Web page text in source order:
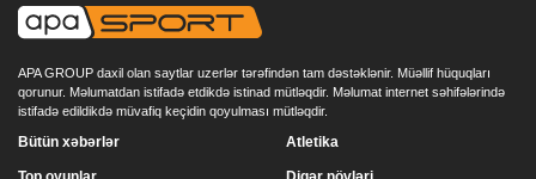
APA GROUP daxil olan saytlar uzerlər tərəfindən tam dəstəklənir. Müəllif hüquqları
qorunur. Məlumatdan istifadə etdikdə istinad mütləqdir. Məlumat internet səhifələrində
istifadə edildikdə müvafiq keçidin qoyulması mütləqdir.
Bütün xəbərlər Atletika